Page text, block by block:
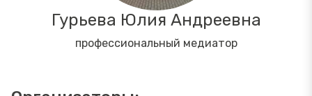
Гурьева Юлия Андреевна
профессиональный медиатор